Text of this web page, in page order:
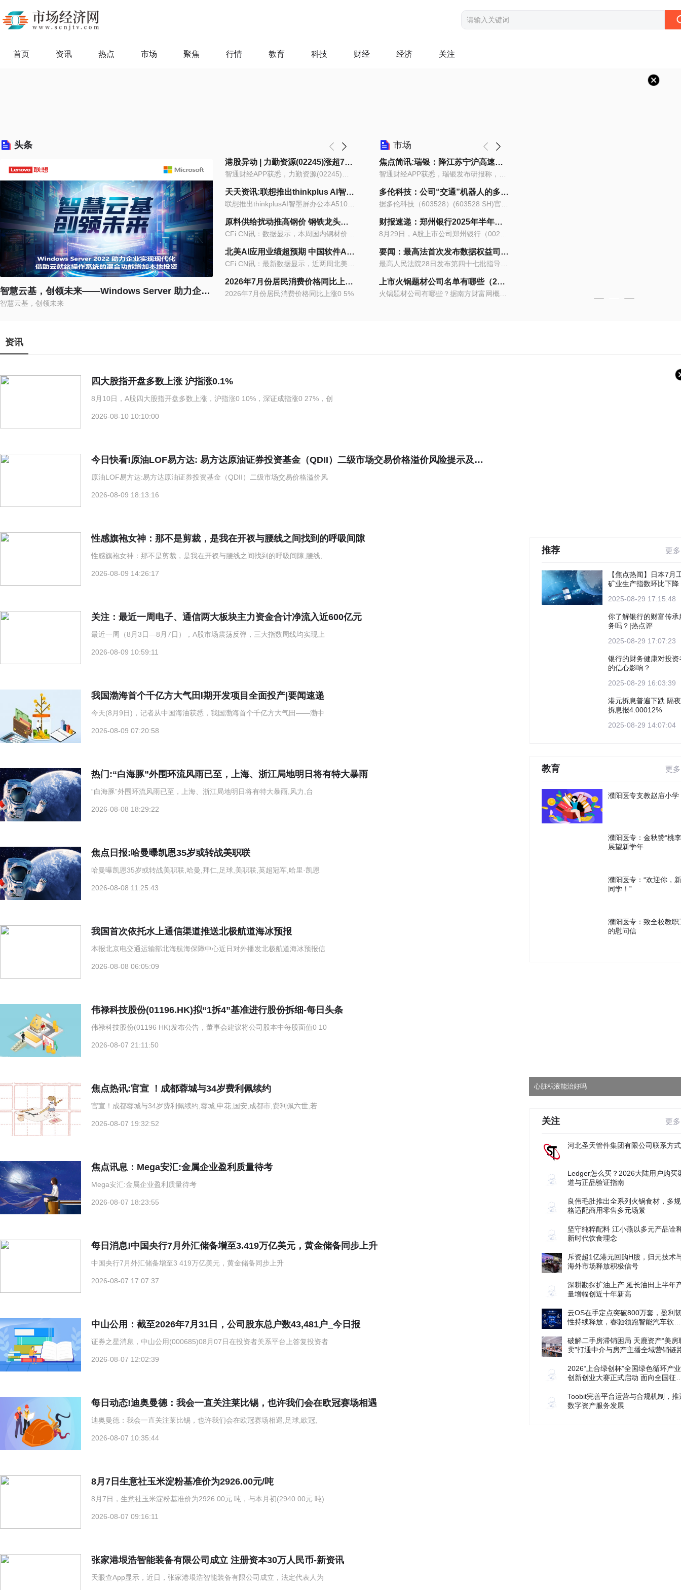
首页 资讯 热点 市场 聚焦 行情 教育 科技 财经 经济 关注
头条
智慧云基，创领未来——Windows Server 助力企业实现现代化
智慧云基，创领未来
港股异动 | 力勤资源(02245)涨超7% 证监会同意公司深交所IPO注册 RKEF二期KPS项目全部产线实现全面达产|聚焦
天天资讯:联想推出thinkplus AI智墨屏办公本A510旗舰版，4999元
原料供给扰动推高钢价 钢铁龙头长期迎降碳红利
北美AI应用业绩超预期 中国软件AI机遇加速显现_每日资讯
2026年7月份居民消费价格同比上涨0.5%-每日热点
2026年7月份居民消费价格同比上涨0 5%
明日运营开始起 上海地铁全网络地面高架区段限速运行 百事通
【明日运营开始起上海地铁全网络地面高...
蔚来首批第五代换电站落地北京四元桥，萤火虫正式接入换电体系-每日时讯
8月7日，蔚来第4000座换电站暨首座第五...
富通科技(00465.HK)因购股期权获行使而发行合计10.8万股|热门
,证券之星港美股
佛山市顺涛建材有限公司成立 注册资本60万人民币-新消息
天眼查App显示，近日，佛山市顺涛建材有...
乐享长河 缤纷一夏——德州天衢新区长河街道绿城社区开展“歌舞健康社区行”夏季文艺活动-最新资讯
鲁网8月6日讯（记者吴美琳）为进一步丰...
市场
焦点简讯:瑞银：降江苏宁沪高速公路(00177)目标价至10.2港元 维持“中性”评级
多伦科技：公司“交通”机器人的多场景运用下半年有望投入市场
财报速递：郑州银行2025年半年度净利润16.27亿元|播资讯
要闻：最高法首次发布数据权益司法保护专题指导性案例 积极回应数据权属认定等问题
上市火锅题材公司名单有哪些（2025/8/28）
资讯
四大股指开盘多数上涨 沪指涨0.1%
8月10日，A股四大股指开盘多数上涨，沪指涨0 10%，深证成指涨0 27%，创
2026-08-10 10:10:00
今日快看!原油LOF易方达: 易方达原油证券投资基金（QDII）二级市场交易价格溢价风险提示及停复牌公告
原油LOF易方达:易方达原油证券投资基金（QDII）二级市场交易价格溢价风
2026-08-09 18:13:16
性感旗袍女神：那不是剪裁，是我在开衩与腰线之间找到的呼吸间隙
性感旗袍女神：那不是剪裁，是我在开衩与腰线之间找到的呼吸间隙,腰线,
2026-08-09 14:26:17
关注：最近一周电子、通信两大板块主力资金合计净流入近600亿元
最近一周（8月3日—8月7日），A股市场震荡反弹，三大指数周线均实现上
2026-08-09 10:59:11
我国渤海首个千亿方大气田Ⅰ期开发项目全面投产|要闻速递
今天(8月9日)，记者从中国海油获悉，我国渤海首个千亿方大气田——渤中
2026-08-09 07:20:58
热门:“白海豚”外围环流风雨已至，上海、浙江局地明日将有特大暴雨
“白海豚”外围环流风雨已至，上海、浙江局地明日将有特大暴雨,风力,台
2026-08-08 18:29:22
焦点日报:哈曼曝凯恩35岁或转战美职联
哈曼曝凯恩35岁或转战美职联,哈曼,拜仁,足球,美职联,英超冠军,哈里·凯恩
2026-08-08 11:25:43
我国首次依托水上通信渠道推送北极航道海冰预报
本报北京电交通运输部北海航海保障中心近日对外播发北极航道海冰预报信
2026-08-08 06:05:09
伟禄科技股份(01196.HK)拟“1拆4”基准进行股份拆细-每日头条
伟禄科技股份(01196 HK)发布公告，董事会建议将公司股本中每股面值0 10
2026-08-07 21:11:50
焦点热讯:官宣 ！成都蓉城与34岁费利佩续约
官宣！成都蓉城与34岁费利佩续约,蓉城,申花,国安,成都市,费利佩六世,若
2026-08-07 19:32:52
焦点讯息：Mega安汇:金属企业盈利质量待考
Mega安汇:金属企业盈利质量待考
2026-08-07 18:23:55
每日消息!中国央行7月外汇储备增至3.419万亿美元，黄金储备同步上升
中国央行7月外汇储备增至3 419万亿美元，黄金储备同步上升
2026-08-07 17:07:37
中山公用：截至2026年7月31日，公司股东总户数43,481户_今日报
证券之星消息，中山公用(000685)08月07日在投资者关系平台上答复投资者
2026-08-07 12:02:39
每日动态!迪奥曼德：我会一直关注莱比锡，也许我们会在欧冠赛场相遇
迪奥曼德：我会一直关注莱比锡，也许我们会在欧冠赛场相遇,足球,欧冠,
2026-08-07 10:35:44
8月7日生意社玉米淀粉基准价为2926.00元/吨
8月7日，生意社玉米淀粉基准价为2926 00元 吨，与本月初(2940 00元 吨)
2026-08-07 09:16:11
张家港垠浩智能装备有限公司成立 注册资本30万人民币-新资讯
天眼查App显示，近日，张家港垠浩智能装备有限公司成立，法定代表人为
推荐 更多
【焦点热闻】日本7月
矿业生产指数环比下降
2025-08-29 17:15:48
你了解银行的财富传承
务吗？|热点评
2025-08-29 17:07:23
银行的财务健康对投资
的信心影响？
2025-08-29 16:03:39
港元拆息普遍下跌 隔夜
拆息报4.00012%
2025-08-29 14:07:04
教育 更多
濮阳医专支教赵庙小学
濮阳医专：金秋赞“桃
展望新学年
濮阳医专：“欢迎你，新
同学！”
濮阳医专：致全校教职
的慰问信
培养乡土人才 助力乡村振兴
关注 更多
河北圣天管件集团有限公司联系方式
Ledger怎么买？2026大陆用户购买
道与正品验证指南
良伟毛肚推出全系列火锅食材，多规
格适配商用零售多元场景
坚守纯粹配料 江小燕以多元产品诠
新时代饮食理念
斥资超1亿港元回购H股，归元技术
海外市场释放积极信号
深耕勘探扩油上产 延长油田上半年
量增幅创近十年新高
云OS在手定点突破800万套，盈利
性持续释放，睿驰领跑智能汽车软件
破解二手房滞销困局 天鹿资产“美房
卖”打通中介与房产主播全域营销链
2026“上合绿创杯”全国绿色循环产业
创新创业大赛正式启动 面向全国征
Toobit完善平台运营与合规机制，推
数字资产服务发展